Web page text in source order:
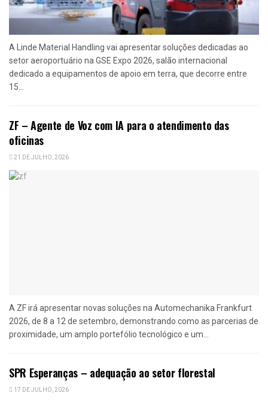
A Linde Material Handling vai apresentar soluções dedicadas ao
setor aeroportuário na GSE Expo 2026, salão internacional
dedicado a equipamentos de apoio em terra, que decorre entre
15...
ZF – Agente de Voz com IA para o atendimento das
oficinas
21 DE JULHO, 2026
A ZF irá apresentar novas soluções na Automechanika Frankfurt
2026, de 8 a 12 de setembro, demonstrando como as parcerias de
proximidade, um amplo portefólio tecnológico e um...
SPR Esperanças – adequação ao setor florestal
17 DE JULHO, 2026